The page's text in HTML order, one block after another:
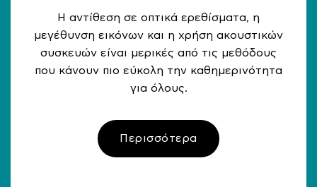
Η αντίθεση σε οπτικά ερεθίσματα, η
μεγέθυνση εικόνων και η χρήση ακουστικών
συσκευών είναι μερικές από τις μεθόδους
που κάνουν πιο εύκολη την καθημερινότητα
για όλους.
Περισσότερα